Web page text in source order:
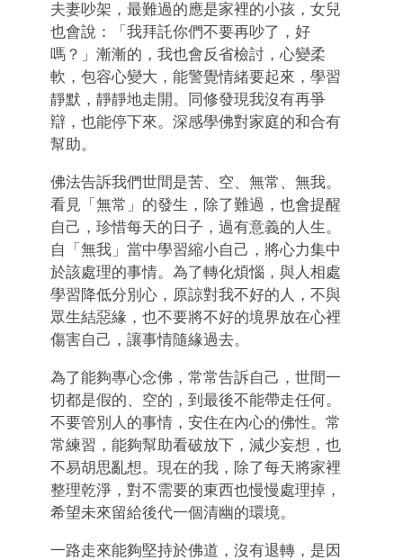
夫妻吵架，最難過的應是家裡的小孩，女兒
也會說：「我拜託你們不要再吵了，好
嗎？」漸漸的，我也會反省檢討，心變柔
軟，包容心變大，能警覺情緒要起來，學習
靜默，靜靜地走開。同修發現我沒有再爭
辯，也能停下來。深感學佛對家庭的和合有
幫助。
佛法告訴我們世間是苦、空、無常、無我。
看見「無常」的發生，除了難過，也會提醒
自己，珍惜每天的日子，過有意義的人生。
自「無我」當中學習縮小自己，將心力集中
於該處理的事情。為了轉化煩惱，與人相處
學習降低分別心，原諒對我不好的人，不與
眾生結惡緣，也不要將不好的境界放在心裡
傷害自己，讓事情隨緣過去。
為了能夠專心念佛，常常告訴自己，世間一
切都是假的、空的，到最後不能帶走任何。
不要管別人的事情，安住在內心的佛性。常
常練習，能夠幫助看破放下，減少妄想，也
不易胡思亂想。現在的我，除了每天將家裡
整理乾淨，對不需要的東西也慢慢處理掉，
希望未來留給後代一個清幽的環境。
一路走來能夠堅持於佛道，沒有退轉，是因